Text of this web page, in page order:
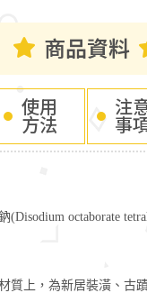
商品資料
使用
方法
注
事
(Disodium octaborate
質上，為新居裝潢、古